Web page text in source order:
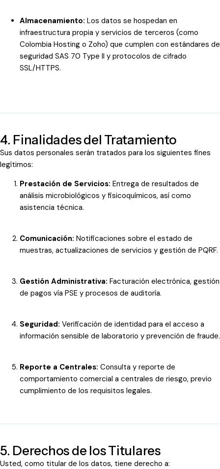
Almacenamiento: Los datos se hospedan en
infraestructura propia y servicios de terceros (como
Colombia Hosting o Zoho) que cumplen con estándares de
seguridad SAS 70 Type II y protocolos de cifrado
SSL/HTTPS.
4. Finalidades del Tratamiento
Sus datos personales serán tratados para los siguientes fines
legítimos:
Prestación de Servicios: Entrega de resultados de
análisis microbiológicos y fisicoquímicos, así como
asistencia técnica.
Comunicación: Notificaciones sobre el estado de
muestras, actualizaciones de servicios y gestión de PQRF.
Gestión Administrativa: Facturación electrónica, gestión
de pagos vía PSE y procesos de auditoría.
Seguridad: Verificación de identidad para el acceso a
información sensible de laboratorio y prevención de fraude.
Reporte a Centrales: Consulta y reporte de
comportamiento comercial a centrales de riesgo, previo
cumplimiento de los requisitos legales.
5. Derechos de los Titulares
Usted, como titular de los datos, tiene derecho a: